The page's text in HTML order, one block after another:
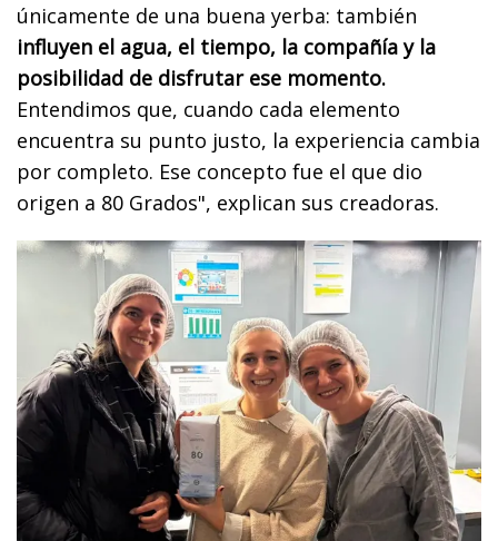
únicamente de una buena yerba: también
influyen el agua, el tiempo, la compañía y la
posibilidad de disfrutar ese momento.
Entendimos que, cuando cada elemento
encuentra su punto justo, la experiencia cambia
por completo. Ese concepto fue el que dio
origen a 80 Grados", explican sus creadoras.